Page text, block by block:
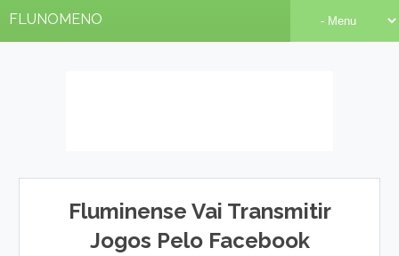
FLUNOMENO
Fluminense Vai Transmitir
Jogos Pelo Facebook